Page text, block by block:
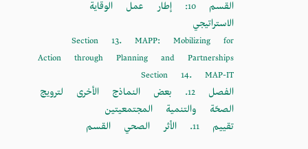
القسم 10: إطار عمل الوقاية
الاستراتيجي
Section 13. MAPP: Mobilizing for
Action through Planning and Partnerships
Section 14. MAP-IT
الفصل 12. بعض النماذج الأخرى لترويج
الصحّة والتنمية المجتمعيتين
تقييم 11. الأثر الصحي القسم